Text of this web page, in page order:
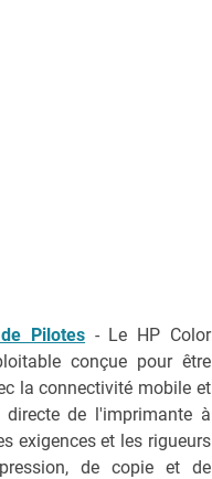
Pilotes - Le HP Color
conçue pour être
la connectivité mobile et
de l'imprimante à
exigences et les rigueurs
de copie et de